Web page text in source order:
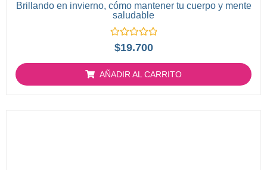
Brillando en invierno, cómo mantener tu cuerpo y mente
saludable
Valorado
con
5
$19.700
AÑADIR AL CARRITO